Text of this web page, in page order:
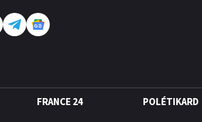
FRANCE 24 POLÉTIKARD